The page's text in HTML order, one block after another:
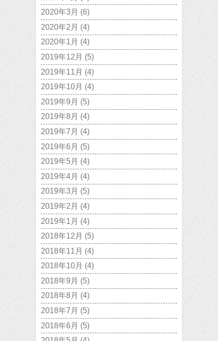
2020年3月 (6)
2020年2月 (4)
2020年1月 (4)
2019年12月 (5)
2019年11月 (4)
2019年10月 (4)
2019年9月 (5)
2019年8月 (4)
2019年7月 (4)
2019年6月 (5)
2019年5月 (4)
2019年4月 (4)
2019年3月 (5)
2019年2月 (4)
2019年1月 (4)
2018年12月 (5)
2018年11月 (4)
2018年10月 (4)
2018年9月 (5)
2018年8月 (4)
2018年7月 (5)
2018年6月 (5)